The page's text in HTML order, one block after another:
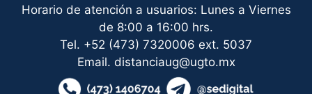
Horario de atención a usuarios: Lunes a Viernes
de 8:00 a 16:00 hrs.
Tel. +52 (473) 7320006 ext. 5037
Email. distanciaug@ugto.mx